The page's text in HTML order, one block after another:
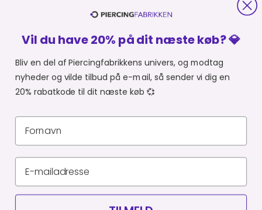
HJÆLP OG KONTAKT
OM PIERCINGFABRIKKEN
MER FRA PIERCINGFABRIKKEN
SHOPPER FRA:Du er i
© Piercingfabrikken.dk 2026
CVR 34903727
Privatlivspolitik
Vil du have 20% på dit næste køb? 💎
Bliv en del af Piercingfabrikkens univers, og modtag
nyheder og vilde tilbud på e-mail, så sender vi dig en
20% rabatkode til dit næste køb 💞